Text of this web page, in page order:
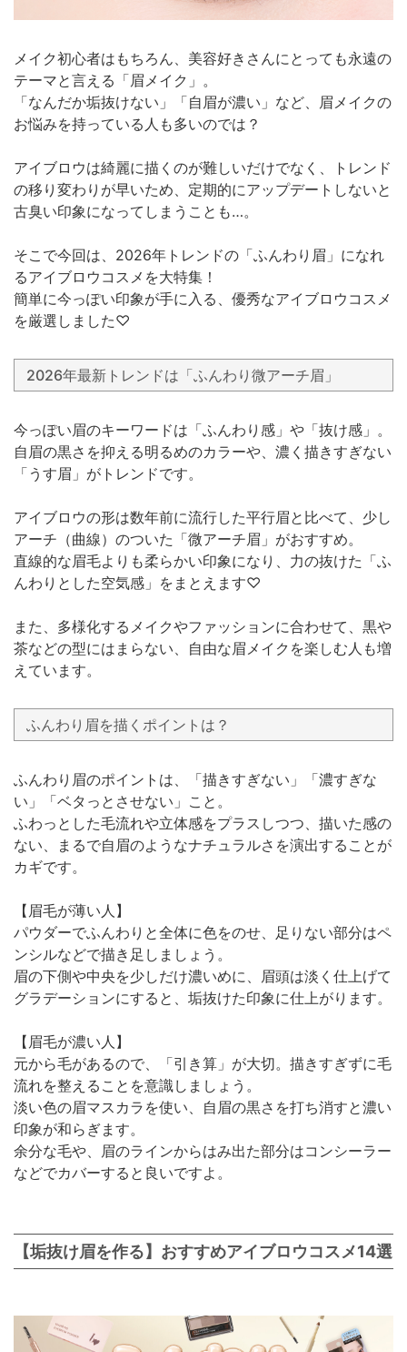
メイク初心者はもちろん、美容好きさんにとっても永遠の
テーマと言える「眉メイク」。
「なんだか垢抜けない」「自眉が濃い」など、眉メイクの
お悩みを持っている人も多いのでは？
アイブロウは綺麗に描くのが難しいだけでなく、トレンド
の移り変わりが早いため、定期的にアップデートしないと
古臭い印象になってしまうことも…。
そこで今回は、2026年トレンドの「ふんわり眉」になれ
るアイブロウコスメを大特集！
簡単に今っぽい印象が手に入る、優秀なアイブロウコスメ
を厳選しました♡
2026年最新トレンドは「ふんわり微アーチ眉」
今っぽい眉のキーワードは「ふんわり感」や「抜け感」。
自眉の黒さを抑える明るめのカラーや、濃く描きすぎない
「うす眉」がトレンドです。
アイブロウの形は数年前に流行した平行眉と比べて、少し
アーチ（曲線）のついた「微アーチ眉」がおすすめ。
直線的な眉毛よりも柔らかい印象になり、力の抜けた「ふ
んわりとした空気感」をまとえます♡
また、多様化するメイクやファッションに合わせて、黒や
茶などの型にはまらない、自由な眉メイクを楽しむ人も増
えています。
ふんわり眉を描くポイントは？
ふんわり眉のポイントは、「描きすぎない」「濃すぎな
い」「ベタっとさせない」こと。
ふわっとした毛流れや立体感をプラスしつつ、描いた感の
ない、まるで自眉のようなナチュラルさを演出することが
カギです。
【眉毛が薄い人】
パウダーでふんわりと全体に色をのせ、足りない部分はペ
ンシルなどで描き足しましょう。
眉の下側や中央を少しだけ濃いめに、眉頭は淡く仕上げて
グラデーションにすると、垢抜けた印象に仕上がります。
【眉毛が濃い人】
元から毛があるので、「引き算」が大切。描きすぎずに毛
流れを整えることを意識しましょう。
淡い色の眉マスカラを使い、自眉の黒さを打ち消すと濃い
印象が和らぎます。
余分な毛や、眉のラインからはみ出た部分はコンシーラー
などでカバーすると良いですよ。
【垢抜け眉を作る】おすすめアイブロウコスメ14選